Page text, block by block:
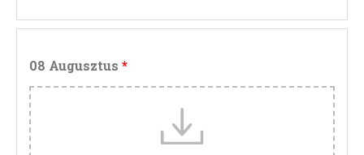
08 Augusztus